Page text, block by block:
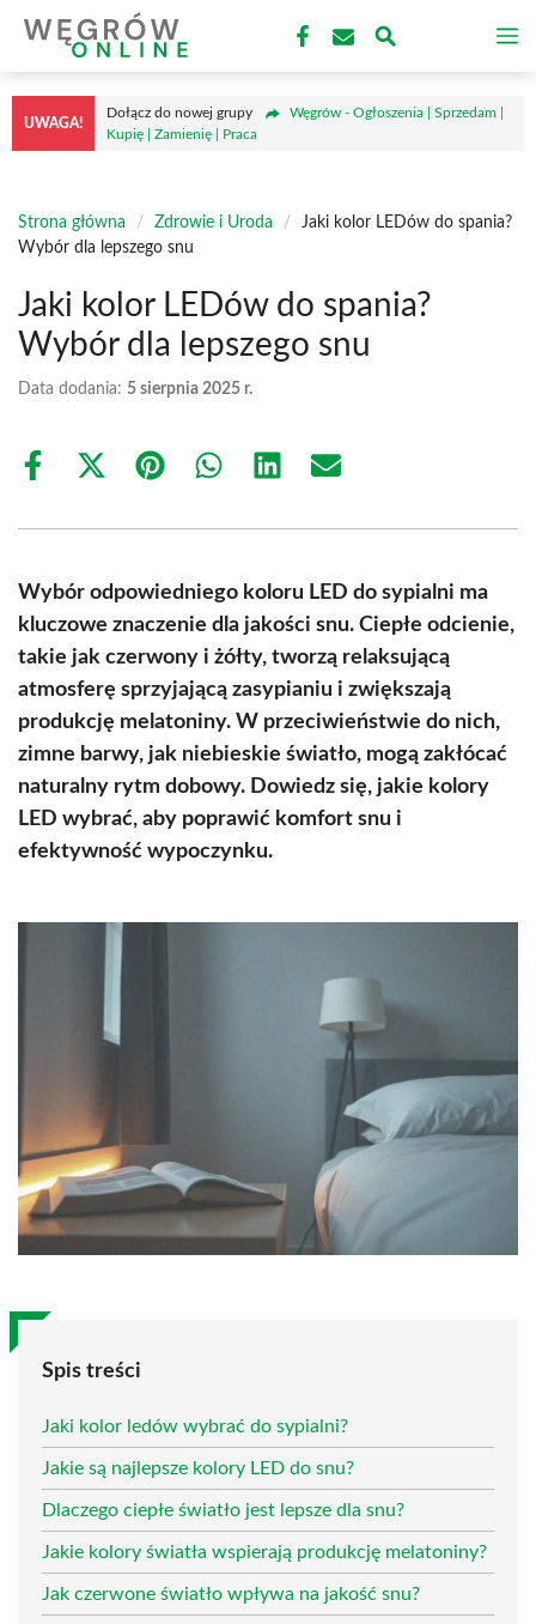
treści
UWAGA!
Dołącz do nowej grupy
Węgrów - Ogłoszenia | Sprzedam |
Kupię | Zamienię | Praca
Strona główna / Zdrowie i Uroda /
Jaki kolor LEDów do spania?
Wybór dla lepszego snu
Jaki kolor LEDów do spania?
Wybór dla lepszego snu
Data dodania: 5 sierpnia 2025 r.
Share
Share
(Twitter)
Share Share Share Share
Wybór odpowiedniego koloru LED do sypialni ma
kluczowe znaczenie dla jakości snu. Ciepłe odcienie,
takie jak czerwony i żółty, tworzą relaksującą
atmosferę sprzyjającą zasypianiu i zwiększają
produkcję melatoniny. W przeciwieństwie do nich,
zimne barwy, jak niebieskie światło, mogą zakłócać
naturalny rytm dobowy. Dowiedz się, jakie kolory
LED wybrać, aby poprawić komfort snu i
efektywność wypoczynku.
Spis treści
Jaki kolor ledów wybrać do sypialni?
Jakie są najlepsze kolory LED do snu?
Dlaczego ciepłe światło jest lepsze dla snu?
Jakie kolory światła wspierają produkcję melatoniny?
Jak czerwone światło wpływa na jakość snu?